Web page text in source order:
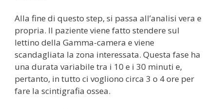
Alla fine di questo step, si passa all’analisi vera e
propria. Il paziente viene fatto stendere sul
lettino della Gamma-camera e viene
scandagliata la zona interessata. Questa fase ha
una durata variabile tra i 10 e i 30 minuti e,
pertanto, in tutto ci vogliono circa 3 o 4 ore per
fare la scintigrafia ossea.